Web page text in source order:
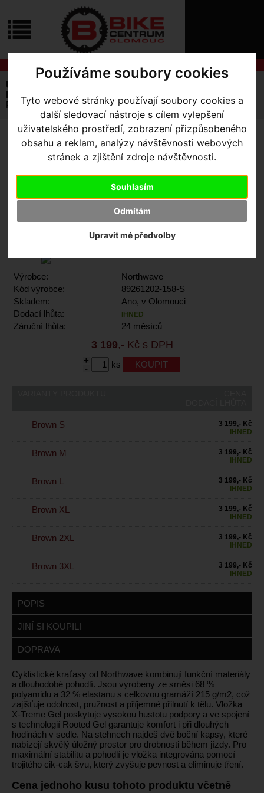
Používáme soubory cookies
Tyto webové stránky používají soubory cookies a
další sledovací nástroje s cílem vylepšení
uživatelského prostředí, zobrazení přizpůsobeného
obsahu a reklam, analýzy návštěvnosti webových
stránek a zjištění zdroje návštěvnosti.
Souhlasím
Odmítám
Upravit mé předvolby
NÁS
NÁKUPU
SLUŽBY
REGISTRACE
ZTRATILI
Úvodní strana
Pánské
Pánské kraťasy se šlemi Northwave Extreme Rock Bibshort
PÁNSKÉ KRAŤASY SE
ŠLEMI NORTHWAVE
EXTREME ROCK BIBSHORT
- Brown S
Výrobce:
Northwave
Kód výrobce:
89261202-158-S
Skladem:
Ano, v Olomouci
Dodací lhůta:
IHNED
Záruční lhůta: 24 měsíců
3 199,- Kč s DPH
+
-
ks
Brown S
3 199,- Kč
IHNED
Brown M
3 199,- Kč
IHNED
Brown L
3 199,- Kč
IHNED
Brown XL
3 199,- Kč
IHNED
Brown 2XL
3 199,- Kč
IHNED
Brown 3XL
3 199,- Kč
IHNED
POPIS
JINÍ SI KOUPILI
DOPRAVA
Cyklistické kraťasy od Northwave kombinují funkční materiály
a dlouhodobé pohodlí. Jsou vyrobeny ze směsi 68 %
polyamidu a 32 % elastanu s celkovou gramáží 215 g/m2, což
zajišťuje odolnost, pružnost a příjemné přilnutí k tělu. Vložka
X-Treme Gel poskytuje vysokou hustotu podpory a ve spojení
s technologií Rooted Gel garantuje komfort i při dlouhých
hodinách v sedle. Na stehnech najdeš dvě boční kapsy, které
nabízejí skvělý úložný prostor pro drobnosti během jízdy. Pro
maximální stabilitu a pohodlí je vložka integrována pomocí
trojitého cik-cak švu, který zvyšuje pevnost a eliminuje tření.
Cena jednoho kusu tohoto produktu včetně